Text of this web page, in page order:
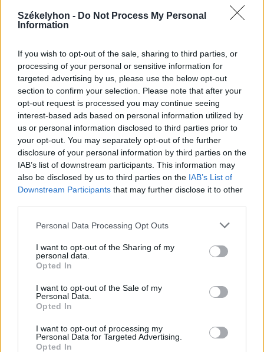
Székelyhon - Do Not Process My Personal
Information
If you wish to opt-out of the sale, sharing to third parties, or
processing of your personal or sensitive information for
targeted advertising by us, please use the below opt-out
section to confirm your selection. Please note that after your
opt-out request is processed you may continue seeing
interest-based ads based on personal information utilized by
us or personal information disclosed to third parties prior to
your opt-out. You may separately opt-out of the further
disclosure of your personal information by third parties on the
IAB’s list of downstream participants. This information may
also be disclosed by us to third parties on the IAB’s List of
Downstream Participants that may further disclose it to other
Personal Data Processing Opt Outs
I want to opt-out of the Sharing of my
personal data.
Opted In
I want to opt-out of the Sale of my
Personal Data.
Opted In
I want to opt-out of processing my
Personal Data for Targeted Advertising.
Opted In
Antal Lóránt: Azért vagyunk
Bukarestben, hogy megnyissuk az
ajtókat!
2024. november 12., kedd
Novák Levente: Az állam is
megszabadulhatna a
súlyfeleslegétől!